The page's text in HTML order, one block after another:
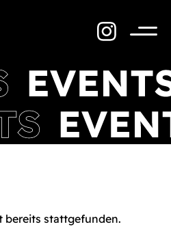
bereits stattgefunden.